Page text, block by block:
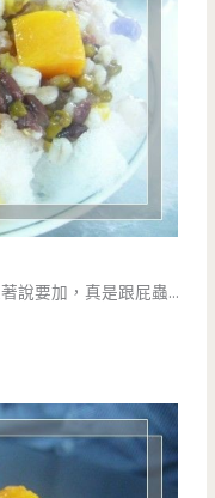
說要加，真是跟屁蟲…